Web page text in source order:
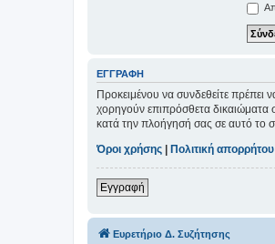
ΕΓΓΡΑΦΉ
Προκειμένου να συνδεθείτε πρέπει
χορηγούν επιπρόσθετα δικαιώματα
κατά την πλοήγησή σας σε αυτό το
Όροι χρήσης
Πολιτική απορρήτου
Εγγραφή
Ευρετήριο Δ. Συζήτησης